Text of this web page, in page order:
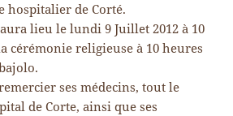
hospitalier de Corté.
lieu le lundi 9 Juillet 2012 à 10
cérémonie religieuse à 10 heures
ses médecins, tout le
de Corte, ainsi que ses